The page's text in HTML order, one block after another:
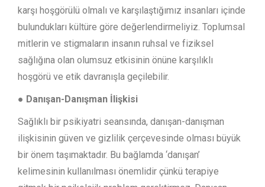
karşı hoşgörülü olmalı ve karşılaştığımız insanları içinde
bulundukları kültüre göre değerlendirmeliyiz. Toplumsal
mitlerin ve stigmaların insanın ruhsal ve fiziksel
sağlığına olan olumsuz etkisinin önüne karşılıklı
hoşgörü ve etik davranışla geçilebilir.
● Danışan-Danışman İlişkisi
Sağlıklı bir psikiyatri seansında, danışan-danışman
ilişkisinin güven ve gizlilik çerçevesinde olması büyük
bir önem taşımaktadır. Bu bağlamda ‘danışan’
kelimesinin kullanılması önemlidir çünkü terapiye